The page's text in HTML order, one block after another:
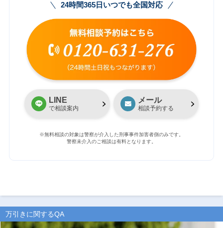
24時間365日いつでも全国対応
LINE
で相談案内
メール
相談予約する
※無料相談の対象は警察が介入した刑事事件加害者側のみです。
警察未介入のご相談は有料となります。
万引きに関するQA